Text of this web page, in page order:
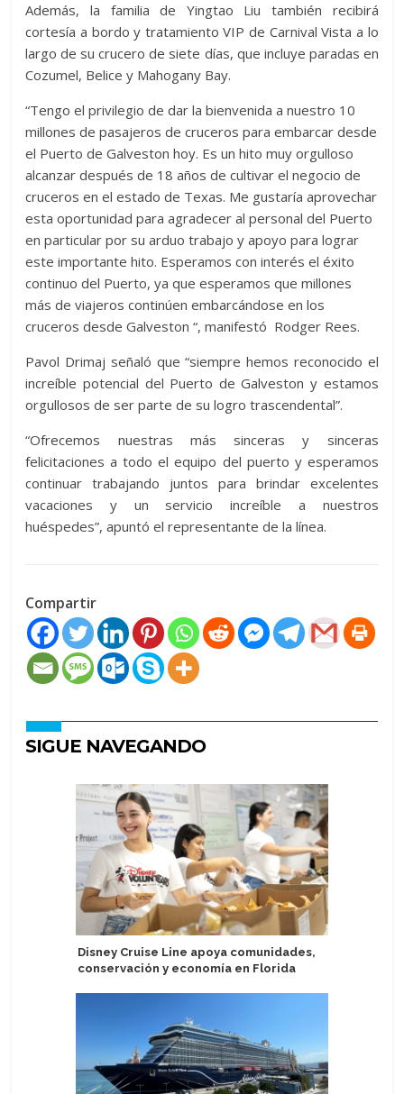
Además, la familia de Yingtao Liu también recibirá
cortesía a bordo y tratamiento VIP de Carnival Vista a lo
largo de su crucero de siete días, que incluye paradas en
Cozumel, Belice y Mahogany Bay.
“Tengo el privilegio de dar la bienvenida a nuestro 10
millones de pasajeros de cruceros para embarcar desde
el Puerto de Galveston hoy. Es un hito muy orgulloso
alcanzar después de 18 años de cultivar el negocio de
cruceros en el estado de Texas. Me gustaría aprovechar
esta oportunidad para agradecer al personal del Puerto
en particular por su arduo trabajo y apoyo para lograr
este importante hito. Esperamos con interés el éxito
continuo del Puerto, ya que esperamos que millones
más de viajeros continúen embarcándose en los
cruceros desde Galveston “, manifestó Rodger Rees.
Pavol Drimaj señaló que “siempre hemos reconocido el
increíble potencial del Puerto de Galveston y estamos
orgullosos de ser parte de su logro trascendental”.
“Ofrecemos nuestras más sinceras y sinceras
felicitaciones a todo el equipo del puerto y esperamos
continuar trabajando juntos para brindar excelentes
vacaciones y un servicio increíble a nuestros
huéspedes”, apuntó el representante de la línea.
Compartir
SIGUE NAVEGANDO
Disney Cruise Line apoya comunidades,
conservación y economía en Florida